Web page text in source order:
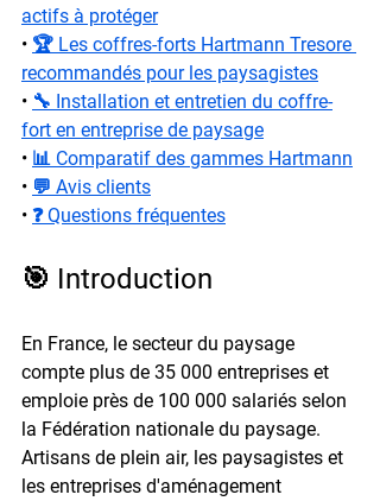
actifs à protéger
• 🏆 Les coffres-forts Hartmann Tresore
recommandés pour les paysagistes
• 🔧 Installation et entretien du coffre-
fort en entreprise de paysage
• 📊 Comparatif des gammes Hartmann
• 💬 Avis clients
• ❓ Questions fréquentes
🎯 Introduction
En France, le secteur du paysage
compte plus de 35 000 entreprises et
emploie près de 100 000 salariés selon
la Fédération nationale du paysage.
Artisans de plein air, les paysagistes et
les entreprises d'aménagement